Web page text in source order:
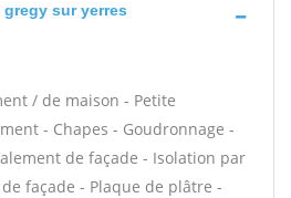
sur yerres
/ de maison - Petite
- Chapes - Goudronnage -
de façade - Isolation par
façade - Plaque de plâtre -